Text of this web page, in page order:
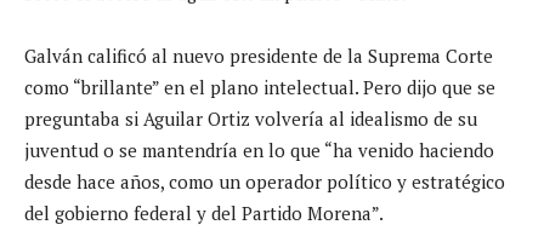
Galván calificó al nuevo presidente de la Suprema Corte
como “brillante” en el plano intelectual. Pero dijo que se
preguntaba si Aguilar Ortiz volvería al idealismo de su
juventud o se mantendría en lo que “ha venido haciendo
desde hace años, como un operador político y estratégico
del gobierno federal y del Partido Morena”.